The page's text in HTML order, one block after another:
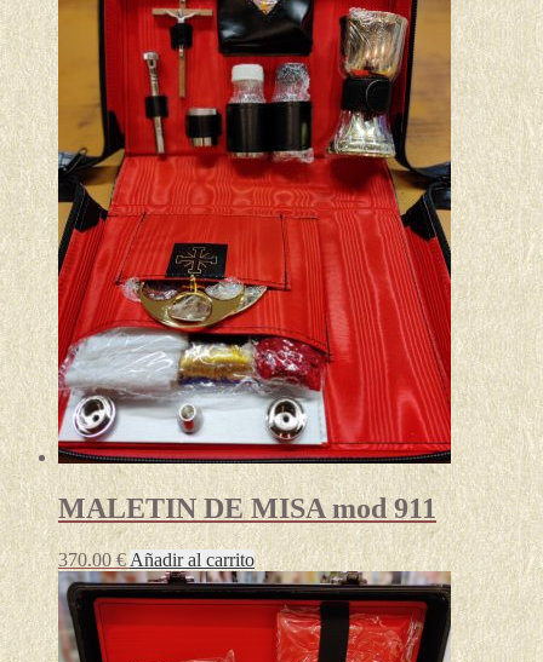
MALETIN DE MISA mod 911
370.00 € Añadir al carrito